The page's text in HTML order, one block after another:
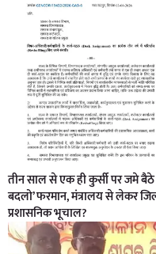
तीन साल से एक ही कुर्सी पर जमे
बदलो’ फरमान, मंत्रालय से लेकर
प्रशासनिक भूचाल?